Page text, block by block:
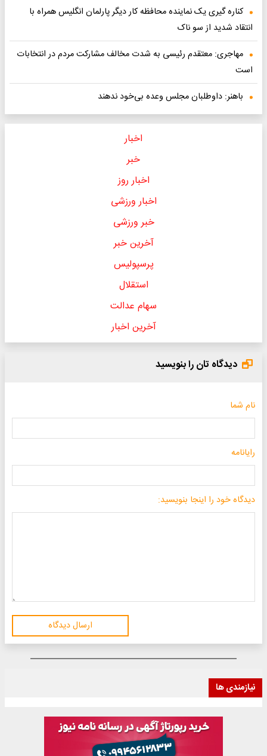
کناره گیری یک نماینده محافظه کار دیگر پارلمان انگلیس همراه با
انتقاد شدید از سو ناک
مهاجری: معتقدم رئیسی به شدت مخالف مشارکت مردم در انتخابات
است
باهنر: ​داوطلبان مجلس وعده بی‌خود ندهند
اخبار
خبر
اخبار روز
اخبار ورزشی
خبر ورزشی
آخرین خبر
پرسپولیس
استقلال
سهام عدالت
آخرین اخبار
دیدگاه تان را بنویسید
نام شما
رایانامه
دیدگاه خود را اینجا بنویسید:
ارسال دیدگاه
نیازمندی ها